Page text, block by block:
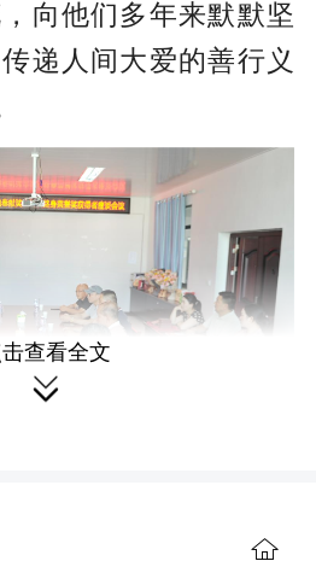
向他们多年来默默坚
递人间大爱的善行义
击查看全文
